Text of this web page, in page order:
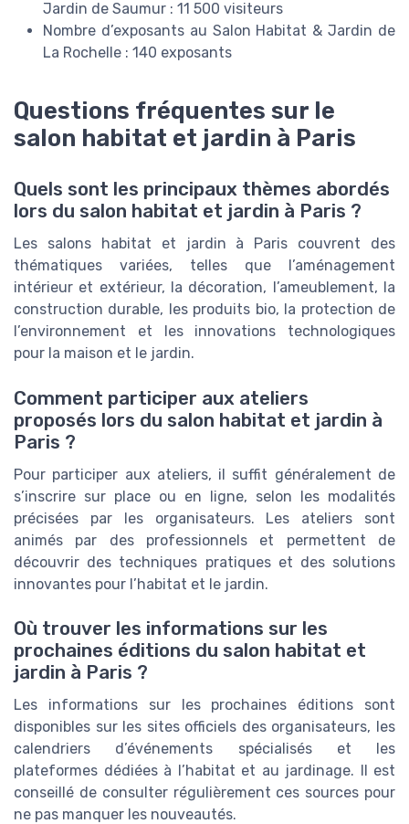
Jardin de Saumur : 11 500 visiteurs
Nombre d’exposants au Salon Habitat & Jardin de
La Rochelle : 140 exposants
Questions fréquentes sur le
salon habitat et jardin à Paris
Quels sont les principaux thèmes abordés
lors du salon habitat et jardin à Paris ?
Les salons habitat et jardin à Paris couvrent des
thématiques variées, telles que l’aménagement
intérieur et extérieur, la décoration, l’ameublement, la
construction durable, les produits bio, la protection de
l’environnement et les innovations technologiques
pour la maison et le jardin.
Comment participer aux ateliers
proposés lors du salon habitat et jardin à
Paris ?
Pour participer aux ateliers, il suffit généralement de
s’inscrire sur place ou en ligne, selon les modalités
précisées par les organisateurs. Les ateliers sont
animés par des professionnels et permettent de
découvrir des techniques pratiques et des solutions
innovantes pour l’habitat et le jardin.
Où trouver les informations sur les
prochaines éditions du salon habitat et
jardin à Paris ?
Les informations sur les prochaines éditions sont
disponibles sur les sites officiels des organisateurs, les
calendriers d’événements spécialisés et les
plateformes dédiées à l’habitat et au jardinage. Il est
conseillé de consulter régulièrement ces sources pour
ne pas manquer les nouveautés.